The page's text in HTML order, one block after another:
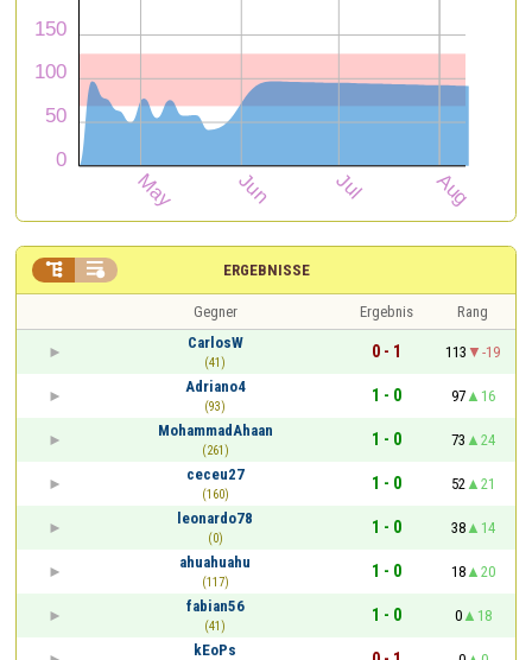
ERGEBNISSE
 
Gegner Ergebnis
Rang
CarlosW
(41)
0 - 1 113
-19
Adriano4
(93)
1 - 0 97
16
MohammadAhaan
(261)
1 - 0 73
24
ceceu27
(160)
1 - 0 52
21
leonardo78
(0)
1 - 0 38
14
ahuahuahu
(117)
1 - 0 18
20
fabian56
(41)
1 - 0 0
18
kEoPs